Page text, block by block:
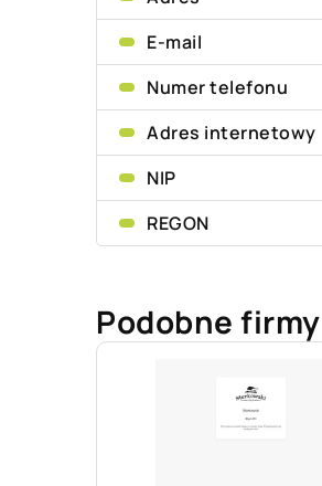
E-mail
Numer telefonu
Adres internetowy
NIP
REGON
Podobne firmy